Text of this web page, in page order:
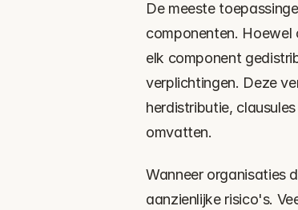
De meeste
componenten.
elk component
verplichtingen. Deze
herdistributie,
omvatten.
Wanneer organisaties
aanzienlijke risico's.